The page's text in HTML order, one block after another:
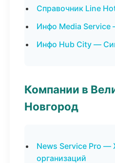
Справочник Line
Инфо Media Service
Инфо Hub City —
Компании в
Новгород
News Service Pro
организаций